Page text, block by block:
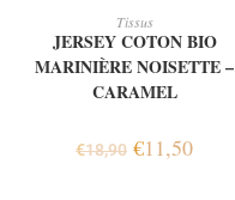
Tissus
JERSEY COTON BIO
MARINIÈRE NOISETTE –
CARAMEL
€18,90 €11,50